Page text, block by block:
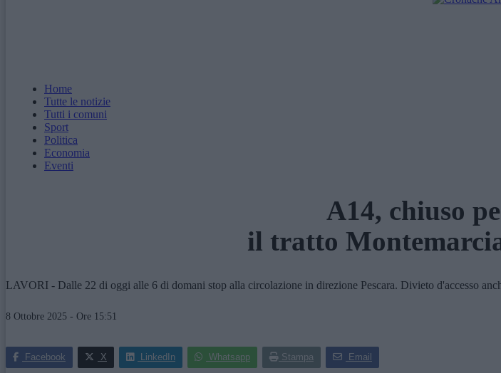
Home
Tutte le notizie
Tutti i comuni
Sport
Politica
Economia
Eventi
A14, chiuso
il tratto
LAVORI - Dalle 22 di oggi alle 6 di domani stop alla circolazione in direzione Pescara. Divieto d'accesso
8 Ottobre 2025 - Ore 15:51
Facebook X LinkedIn Whatsapp Stampa Email